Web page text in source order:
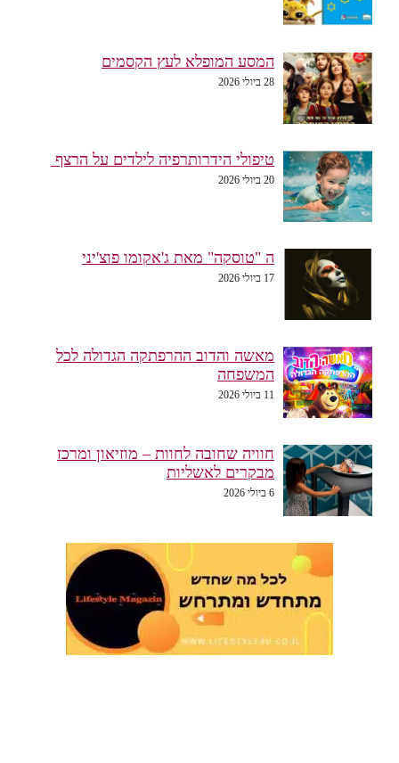
המסע המופלא לעץ הקסמים
28 ביולי 2026
טיפולי הידרותרפיה לילדים על הרצף
20 ביולי 2026
ה "טוסקה" מאת ג'אקומו פוצ'יני
17 ביולי 2026
מאשה והדוב ההרפתקה הגדולה לכל
המשפחה
11 ביולי 2026
חוויה שחובה לחוות – מוזיאון ומרכז
מבקרים לאשליות
6 ביולי 2026